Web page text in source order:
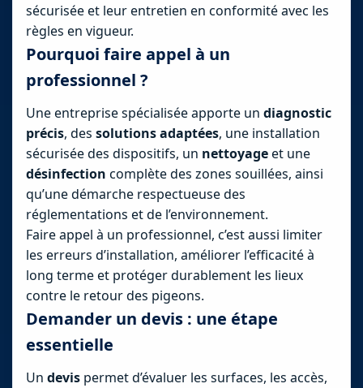
sécurisée et leur entretien en conformité avec les
règles en vigueur.
Pourquoi faire appel à un
professionnel ?
Une entreprise spécialisée apporte un diagnostic
précis, des solutions adaptées, une installation
sécurisée des dispositifs, un nettoyageet une
désinfection complète des zones souillées, ainsi
qu’une démarche respectueuse des
réglementations et de l’environnement.
Faire appel à un professionnel, c’est aussi limiter
les erreurs d’installation, améliorer l’efficacité à
long terme et protéger durablement les lieux
contre le retour des pigeons.
Demander un devis : une étape
essentielle
Un devis permet d’évaluer les surfaces, les accès,